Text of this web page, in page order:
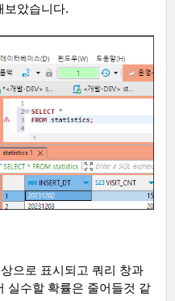
보았습니다.
으로 표시되고 쿼리 창과
실수할 확률은 줄어들것 같